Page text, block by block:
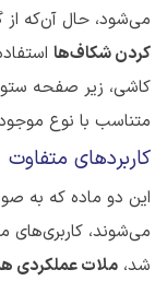
می‌شود، حال آن‌که از
کردن شکاف‌ها
کاشی، زیر صفحه
متناسب با نوع
کاربردهای متفاوت
این دو ماده که به
می‌شوند، کاربری‌های
شد، ملات عملکردی